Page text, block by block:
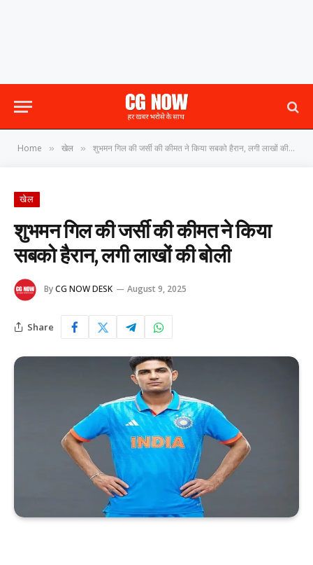
Home » खेल » शुभमन गिल की जर्सी की कीमत ने किया सबको हैरान, लगी लाखों की बोली
खेल
शुभमन गिल की जर्सी की कीमत ने किया
सबको हैरान, लगी लाखों की बोली
ByCG NOW DESK August 9, 2025
Share